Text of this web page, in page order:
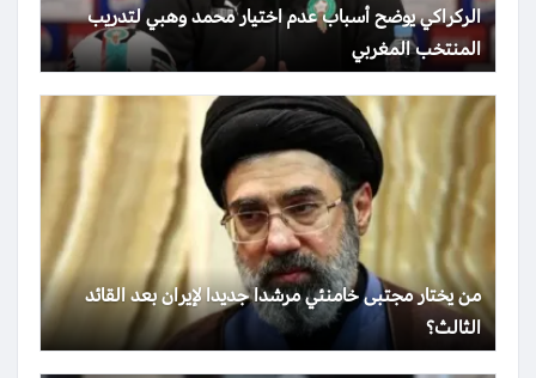
الركراكي يوضح أسباب عدم اختيار محمد وهبي لتدريب
المنتخب المغربي
من يختار مجتبى خامنئي مرشدا جديدا لإيران بعد القائد
الثالث؟